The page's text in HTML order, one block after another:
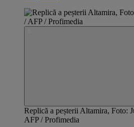
Replică a peșterii Altamira, Foto:
AFP / Profimedia